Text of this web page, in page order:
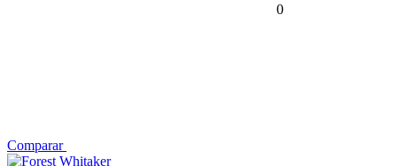
0
Comparar